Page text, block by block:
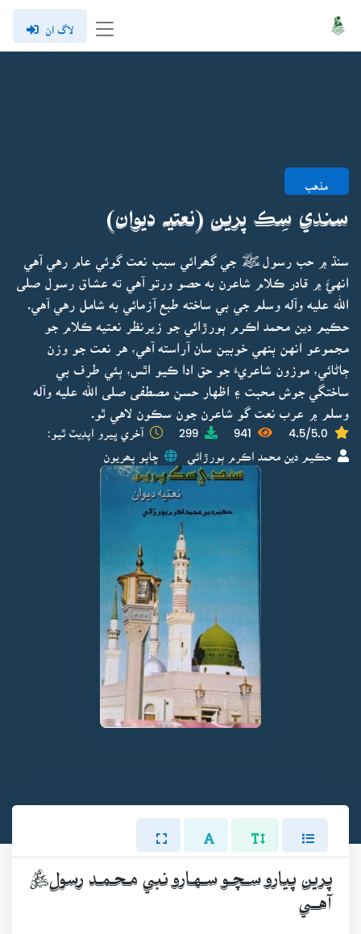
لاگ ان
مذهب
سندي سِڪ پرين (نعتيہ ديوان)
سنڌ ۾ حب رسولﷺ جي گھرائي سبب نعت گوئي عام رهي آهي
انهئَ ۾ قادر ڪلام شاعرن به حصو ورتو آهي ته عشاق رسول صلى
الله عليه وآله وسلم جي بي ساخته طبع آزمائي به شامل رهي آهي.
حڪيم دين محمد اڪرم ٻورڙائي جو زيرنظر نعتيه ڪلام جو
مجموعو انهن ٻنهي خوبين سان آراسته آهي، هر نعت جو وزن
ڄاڻائي، موزون شاعريءَ جو حق ادا ڪيو اٿس، ٻئي طرف بي
ساختگي جوش محبت ۽ اظهار حسنِ مصطفى صلى الله عليه وآله
وسلم ۾ عرب نعت گو شاعرن جون سڪون لاهي ٿو.
4.5/5.0
941
299 آخري ڀيرو اپڊيٽ ٿيو:
حڪيم دين محمد اڪرم ٻورڙائي ڇاپو پھريون
پـريـن پـيـارو سـچـو سـهـارو نـبـي مـحـمـد رسولﷺ
آهــي